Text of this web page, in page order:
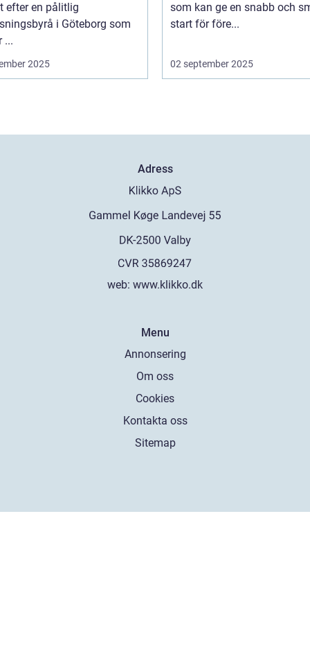
efter en pålitlig
i Göteborg som
...
2025
som kan ge en snabb och
start för före...
02 september 2025
Adress
web: www.klikko.dk
Menu
Annonsering
Om oss
Cookies
Kontakta oss
Sitemap